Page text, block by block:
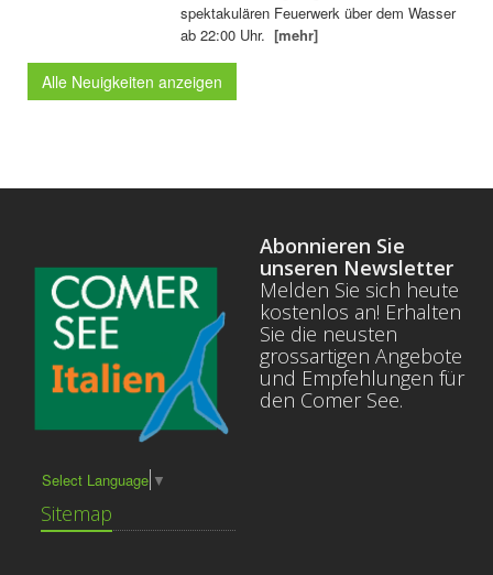
spektakulären Feuerwerk über dem Wasser
ab 22:00 Uhr.[mehr]
Alle Neuigkeiten anzeigen
Select Language ▼
Sitemap
Abonnieren Sie
unseren Newsletter
Melden Sie sich heute
kostenlos an! Erhalten
Sie die neusten
grossartigen Angebote
und Empfehlungen für
den Comer See.